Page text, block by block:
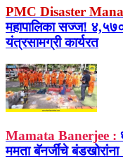
PMC Disaster
महापालिका सज्ज!
यंत्रसामग्री कार्यरत
Mamata Banerjee :
ममता बॅनर्जींचे